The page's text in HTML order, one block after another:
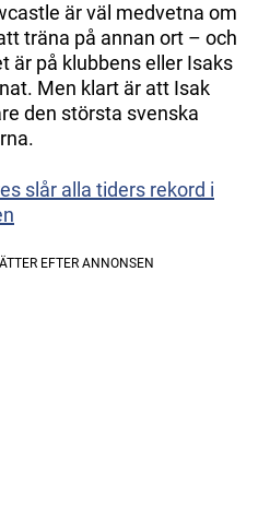
är väl medvetna om
träna på annan ort – och
är på klubbens eller Isaks
Men klart är att Isak
den största svenska
slår alla tiders rekord i